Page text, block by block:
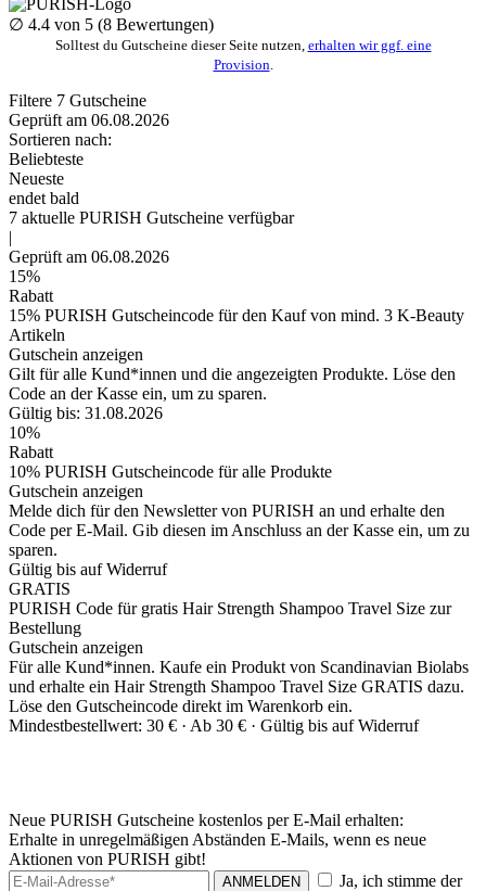
∅ 4.4 von 5 (8 Bewertungen)
Solltest du Gutscheine dieser Seite nutzen, erhalten wir ggf. eine
Provision
Filtere 7 Gutscheine
Geprüft am 06.08.2026
Sortieren nach:
Beliebteste
Neueste
endet bald
7 aktuelle PURISH Gutscheine verfügbar
|
Geprüft am 06.08.2026
15%
Rabatt
15% PURISH Gutscheincode für den Kauf von mind. 3 K-Beauty
Artikeln
Gutschein anzeigen
Gilt für alle Kund*innen und die angezeigten Produkte. Löse den
Code an der Kasse ein, um zu sparen.
Gültig bis: 31.08.2026
10%
Rabatt
10% PURISH Gutscheincode für alle Produkte
Gutschein anzeigen
Melde dich für den Newsletter von PURISH an und erhalte den
Code per E-Mail. Gib diesen im Anschluss an der Kasse ein, um zu
sparen.
Gültig bis auf Widerruf
GRATIS
PURISH Code für gratis Hair Strength Shampoo Travel Size zur
Bestellung
Gutschein anzeigen
Für alle Kund*innen. Kaufe ein Produkt von Scandinavian Biolabs
und erhalte ein Hair Strength Shampoo Travel Size GRATIS dazu.
Löse den Gutscheincode direkt im Warenkorb ein.
Mindestbestellwert: 30 € · Ab 30 € · Gültig bis auf Widerruf
Neue PURISH Gutscheine kostenlos per E-Mail erhalten:
Erhalte in unregelmäßigen Abständen E-Mails, wenn es neue
Aktionen von PURISH gibt!
ANMELDEN
Ja, ich stimme der